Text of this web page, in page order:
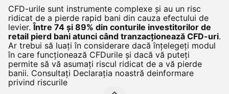
CFD-urile sunt instrumente complexe și au un risc
ridicat de a pierde rapid bani din cauza efectului de
levier. Între 74 și 89% din conturile investitorilor de
retail pierd bani atunci când tranzacționează CFD-uri.
Ar trebui să luați în considerare dacă înțelegeți modul
în care funcționează CFDurile și dacă vă puteți
permite să vă asumați riscul ridicat de a vă pierde
banii. Consultați Declarația noastră deinformare
privind riscurile